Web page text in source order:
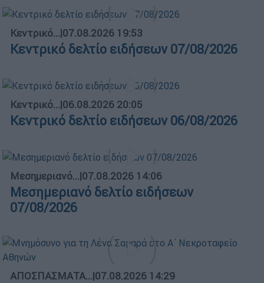
Κεντρικό...|07.08.2026 19:53
Κεντρικό δελτίο ειδήσεων 07/08/2026
Κεντρικό...|06.08.2026 20:05
Κεντρικό δελτίο ειδήσεων 06/08/2026
Μεσημεριανό...|07.08.2026 14:06
Μεσημεριανό δελτίο ειδήσεων
07/08/2026
ΑΠΟΣΠΑΣΜΑΤΑ...|07.08.2026 14:29